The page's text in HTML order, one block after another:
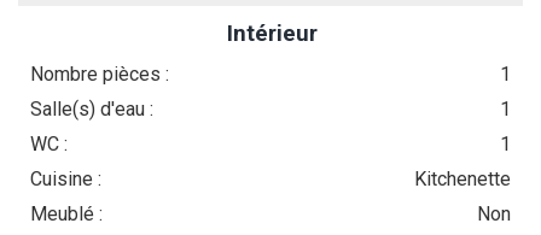
Intérieur
Nombre pièces :
1
Salle(s) d'eau :
1
WC :
1
Cuisine :
Kitchenette
Meublé :
Non